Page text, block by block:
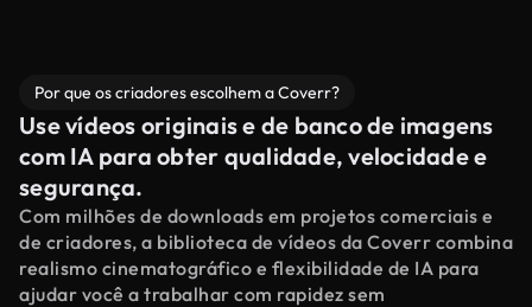
Por que os criadores escolhem a Coverr?
Use vídeos originais e de banco de imagens
com IA para obter qualidade, velocidade e
segurança.
Com milhões de downloads em projetos comerciais e
de criadores, a biblioteca de vídeos da Coverr combina
realismo cinematográfico e flexibilidade de IA para
ajudar você a trabalhar com rapidez sem